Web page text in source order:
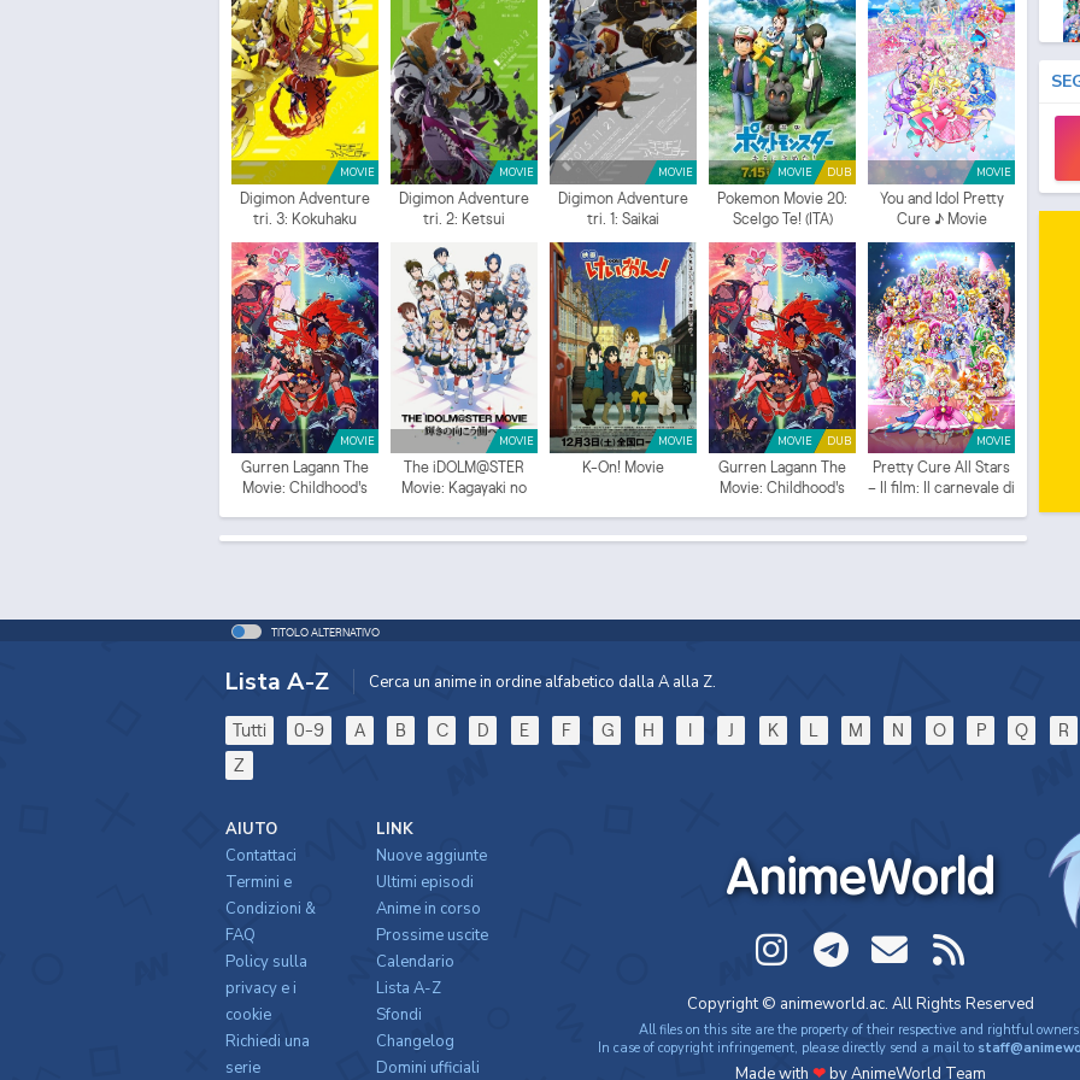
MOVIE
Digimon Adventure
tri. 3: Kokuhaku
MOVIE
Digimon Adventure
tri. 2: Ketsui
MOVIE
Digimon Adventure
tri. 1: Saikai
DUB
MOVIE
Pokemon Movie 20:
Scelgo Te! (ITA)
MOVIE
You and Idol Pretty
Cure ♪ Movie
MOVIE
Gurren Lagann The
Movie: Childhood's
MOVIE
The iDOLM@STER
Movie: Kagayaki no
MOVIE
K-On! Movie
DUB
MOVIE
Gurren Lagann The
Movie: Childhood's
MOVIE
Pretty Cure All Stars
– Il film: Il carnevale di
i
TITOLO ALTERNATIVO
Lista A-Z Cerca un anime in ordine alfabetico dalla A alla Z.
Tutti 0-9 A B C D E F G H I J K L M N O P Q R
Z
AnimeWorld
Copyright © animeworld.ac. All Rights Reserved
All files on this site are the property of their respective and rightful owners.
In case of copyright infringement, please directly send a mail to
Made with ❤by AnimeWorld Team
AIUTO
Contattaci
Termini e
Condizioni &
FAQ
Policy sulla
privacy e i
cookie
Richiedi una
serie
LINK
Nuove aggiunte
Ultimi episodi
Anime in corso
Prossime uscite
Calendario
Lista A-Z
Sfondi
Changelog
Domini ufficiali